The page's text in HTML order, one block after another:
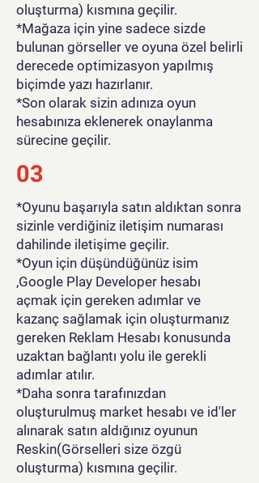
oluşturma) kısmına geçilir.
*Mağaza için yine sadece sizde
bulunan görseller ve oyuna özel belirli
derecede optimizasyon yapılmış
biçimde yazı hazırlanır.
*Son olarak sizin adınıza oyun
hesabınıza eklenerek onaylanma
sürecine geçilir.
03
*Oyunu başarıyla satın aldıktan sonra
sizinle verdiğiniz iletişim numarası
dahilinde iletişime geçilir.
*Oyun için düşündüğünüz isim
,Google Play Developer hesabı
açmak için gereken adımlar ve
kazanç sağlamak için oluşturmanız
gereken Reklam Hesabı konusunda
uzaktan bağlantı yolu ile gerekli
adımlar atılır.
*Daha sonra tarafınızdan
oluşturulmuş market hesabı ve id'ler
alınarak satın aldığınız oyunun
Reskin(Görselleri size özgü
oluşturma) kısmına geçilir.